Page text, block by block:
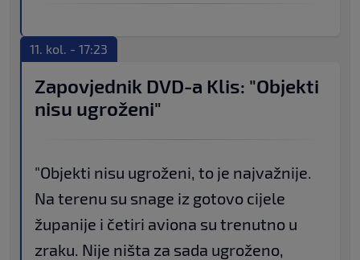
11. kol. - 17:23
Zapovjednik DVD-a Klis: "Objekti
nisu ugroženi"
"Objekti nisu ugroženi, to je najvažnije.
Na terenu su snage iz gotovo cijele
županije i četiri aviona su trenutno u
zraku. Nije ništa za sada ugroženo,